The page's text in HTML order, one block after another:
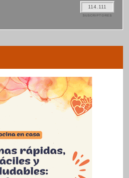
114.111
SUSCRIPTORES